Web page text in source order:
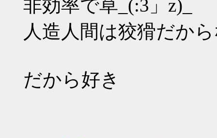
非効率で草_(:3」z)_
人造人間は狡猾だか
だから好き